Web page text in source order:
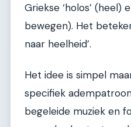
Griekse ‘holos’ (heel)
bewegen). Het
naar heelheid’.
Het idee is simpel
specifiek
begeleide muziek en